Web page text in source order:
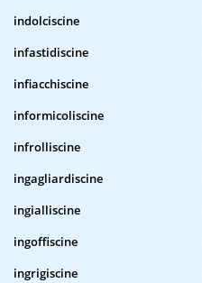
indolciscine
infastidiscine
infiacchiscine
informicoliscine
infrolliscine
ingagliardiscine
ingialliscine
ingoffiscine
ingrigiscine